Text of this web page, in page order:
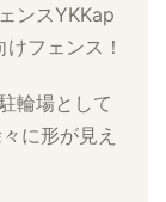
ンスYKKap
フェンス！
輪場として
に形が見え